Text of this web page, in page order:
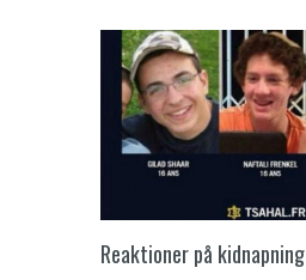
Reaktioner på kidnapning